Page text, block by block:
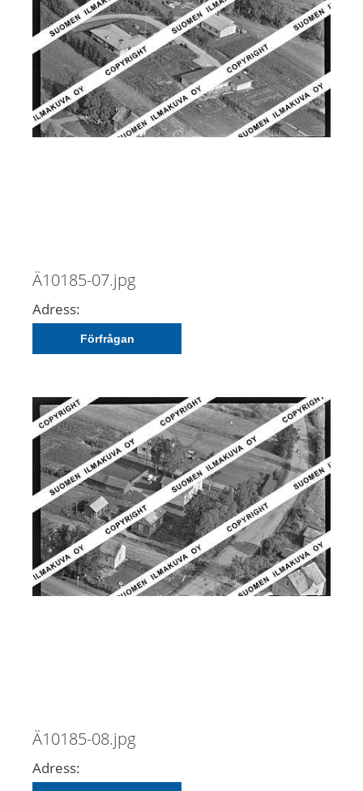
Ä10185-07.jpg
Adress:
Förfrågan
Ä10185-08.jpg
Adress: